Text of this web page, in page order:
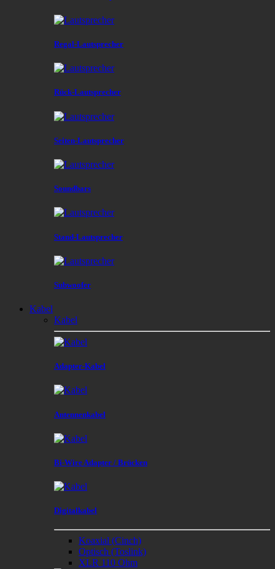
Regal-Lautsprecher
Rück-Lautsprecher
Seiten-Lautsprecher
Soundbars
Stand-Lautsprecher
Subwoofer
Kabel
Kabel
Adapter-Kabel
Antennenkabel
Bi-Wire Adapter / Brücken
Digitalkabel
Koaxial (Cinch)
Optisch (Toslink)
XLR 110 Ohm